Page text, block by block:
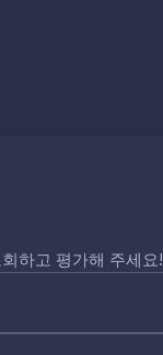
하고 평가해 주세요!